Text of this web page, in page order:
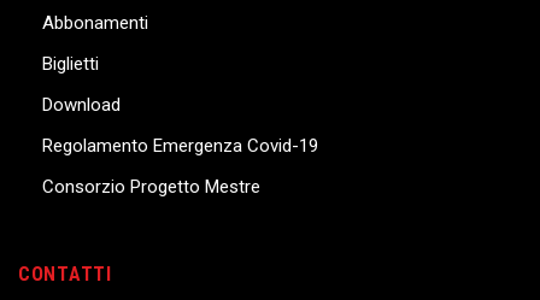
Abbonamenti
Biglietti
Download
Regolamento Emergenza Covid-19
Consorzio Progetto Mestre
CONTATTI